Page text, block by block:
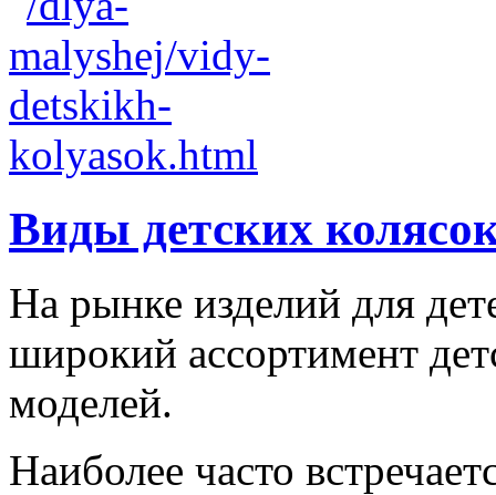
Виды детских
На рынке изделий для
широкий ассортимент
моделей.
Наиболее часто